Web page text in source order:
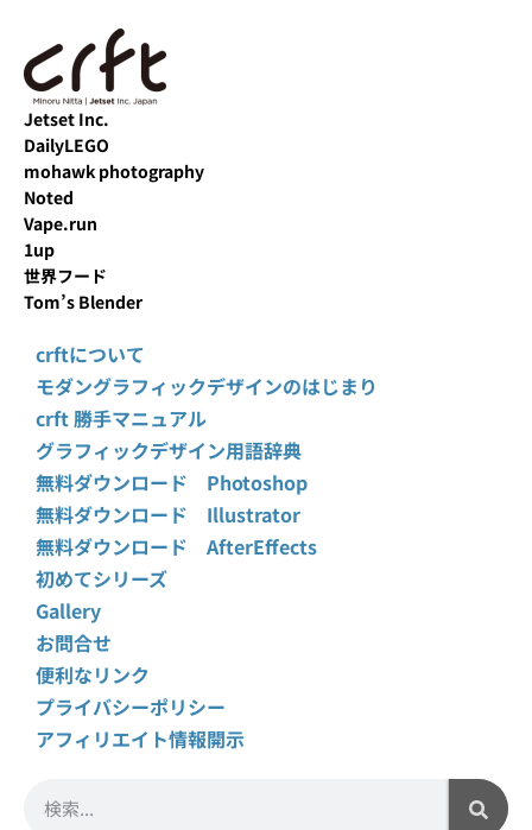
Jetset Inc.
DailyLEGO
mohawk photography
Noted
Vape.run
1up
世界フード
Tom’s Blender
crftについて
モダングラフィックデザインのはじまり
crft 勝手マニュアル
グラフィックデザイン用語辞典
無料ダウンロード Photoshop
無料ダウンロード Illustrator
無料ダウンロード AfterEffects
初めてシリーズ
Gallery
お問合せ
便利なリンク
プライバシーポリシー
アフィリエイト情報開示